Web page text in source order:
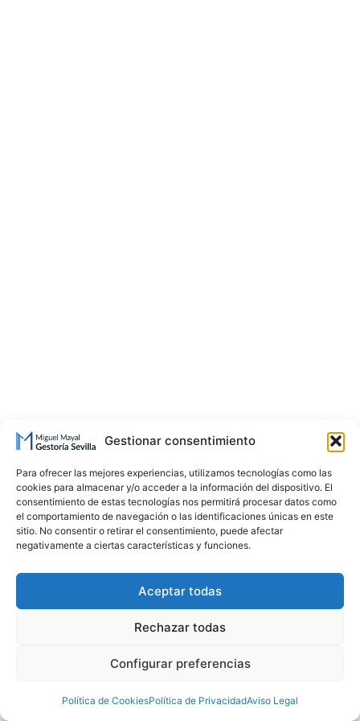
Gestionar consentimiento
Para ofrecer las mejores experiencias, utilizamos tecnologías como las
cookies para almacenar y/o acceder a la información del dispositivo. El
consentimiento de estas tecnologías nos permitirá procesar datos como
el comportamiento de navegación o las identificaciones únicas en este
sitio. No consentir o retirar el consentimiento, puede afectar
negativamente a ciertas características y funciones.
Aceptar todas
Rechazar todas
Configurar preferencias
Política de CookiesPolítica de PrivacidadAviso Legal